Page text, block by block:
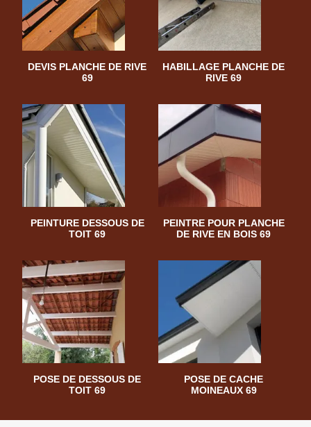
DEVIS PLANCHE DE RIVE
69
HABILLAGE PLANCHE DE
RIVE 69
PEINTURE DESSOUS DE
TOIT 69
PEINTRE POUR PLANCHE
DE RIVE EN BOIS 69
POSE DE DESSOUS DE
TOIT 69
POSE DE CACHE
MOINEAUX 69